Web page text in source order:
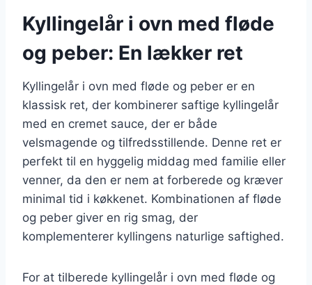
Kyllingelår i ovn med fløde
og peber: En lækker ret
Kyllingelår i ovn med fløde og peber er en
klassisk ret, der kombinerer saftige kyllingelår
med en cremet sauce, der er både
velsmagende og tilfredsstillende. Denne ret er
perfekt til en hyggelig middag med familie eller
venner, da den er nem at forberede og kræver
minimal tid i køkkenet. Kombinationen af fløde
og peber giver en rig smag, der
komplementerer kyllingens naturlige saftighed.
For at tilberede kyllingelår i ovn med fløde og